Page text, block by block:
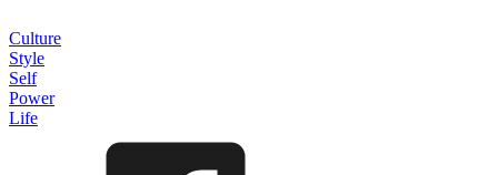
Culture
Style
Self
Power
Life